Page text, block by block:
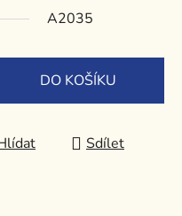
A2035
DO KOŠÍKU
Sdílet